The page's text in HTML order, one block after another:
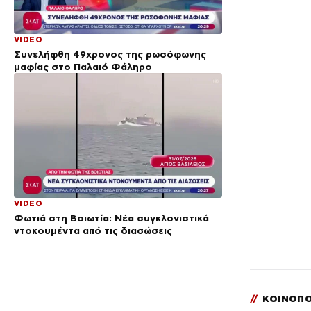
VIDEO
Συνελήφθη 49χρονος της ρωσόφωνης
μαφίας στο Παλαιό Φάληρο
VIDEO
Φωτιά στη Βοιωτία: Νέα συγκλονιστικά
ντοκουμέντα από τις διασώσεις
//